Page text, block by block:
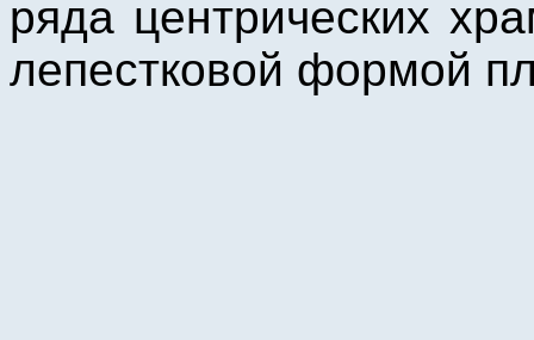
ряда центрических
лепестковой формой